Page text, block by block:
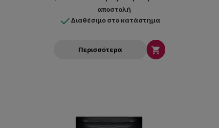
αποστολή
Διαθέσιμο στο κατάστημα
Περισσότερα 